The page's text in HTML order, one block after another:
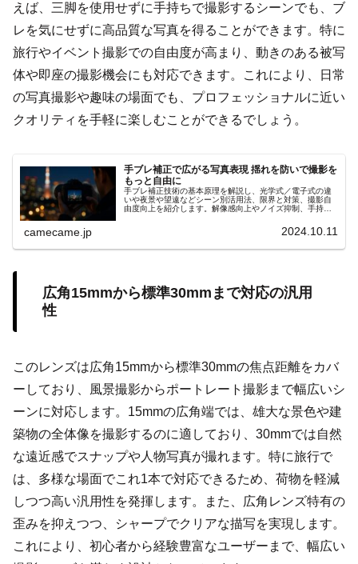
えば、三脚を使用せずに手持ちで撮影するシーンでも、ブ
レを気にせずに高品質な写真を得ることができます。特に
旅行やイベント撮影での自由度が高まり、動きのある被写
体や即座の撮影機会にも対応できます。これにより、日常
の写真撮影や趣味の場面でも、プロフェッショナルに近い
クオリティを手軽に楽しむことができるでしょう。
手ブレ補正で広がる写真表現 揺れを防いで撮影を
もっと自由に
手ブレ補正技術の基本原理を解説し、光学式／電子式の違
いや夜景や望遠などシーン別活用法、限界と対策、撮影自
由度向上を紹介します。解像感向上やノイズ抑制、手持ち
camecame.jp 2024.10.11
広角15mmから標準30mmまで対応の汎用
性
このレンズは広角15mmから標準30mmの焦点距離をカバ
ーしており、風景撮影からポートレート撮影まで幅広いシ
ーンに対応します。15mmの広角端では、雄大な景色や建
築物の全体像を撮影するのに適しており、30mmでは自然
な遠近感でスナップや人物写真が撮れます。特に旅行で
は、多様な場面でこれ1本で対応できるため、荷物を軽減
しつつ高い汎用性を発揮します。また、広角レンズ特有の
歪みを抑えつつ、シャープでクリアな描写を実現します。
これにより、初心者から経験豊富なユーザーまで、幅広い